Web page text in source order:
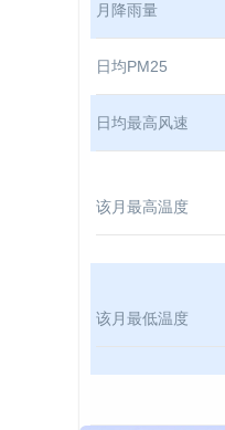
月降雨量
日均PM25
日均最高风速
该月最高温度
该月最低温度